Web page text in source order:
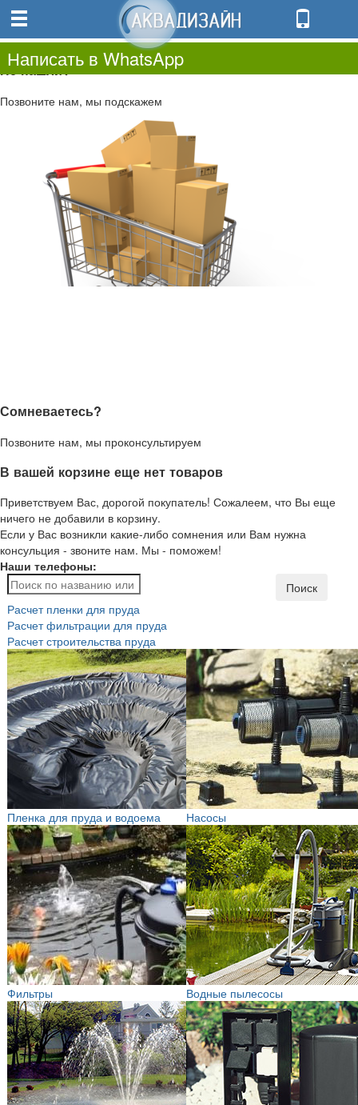
0.00
0
Не нашли?
Позвоните нам, мы подскажем
Сомневаетесь?
Позвоните нам, мы проконсультируем
В вашей корзине еще нет товаров
Приветствуем Вас, дорогой покупатель! Сожалеем, что Вы еще
ничего не добавили в корзину.
Если у Вас возникли какие-либо сомнения или Вам нужна
консульция - звоните нам. Мы - поможем!
Наши телефоны:
Написать в WhatsApp
Поиск
Расчет пленки для пруда
Расчет фильтрации для пруда
Расчет строительства пруда
Пленка для пруда и водоема Насосы
Фильтры Водные пылесосы